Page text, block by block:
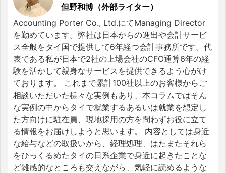
但野和博（外部ライター）
Accounting Porter Co., Ltd.にてManaging Director
を勤めています。弊社は日本からの進出や会計サービ
ス全般をタイ国で提供して6年経つ会計事務所です。代
表である私が日本で2社の上場会社のCFO通算6年の経
験を活かして親身なサービスを提供できるよう心がけ
ております。 これまで累計100社以上のお客様からご
相談いただいた様々な実例もあり、本コラムではそん
な実例の中からタイで就業するあるいは就業を想定し
た方向けに駐在員、現地採用の方を問わずお役に立て
る情報をお届けしようと思います。 内容としては身近
な給与などの取扱いから、経理処理、はたまたそれら
をひっくるめたタイの日系企業で身近に起きたことな
ど雑感的なところも交えながら、気軽に読めるような